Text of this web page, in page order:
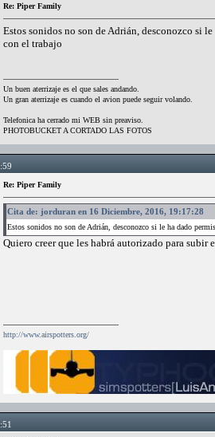
Re: Piper Family
Estos sonidos no son de Adrián, desconozco si
con el trabajo
Un buen aterrizaje es el que sales andando.
Un gran aterrizaje es cuando el avion puede seguir volando.
Telefonica ha cerrado mi WEB sin preaviso.
PHOTOBUCKET A CORTADO LAS FOTOS
Re: Piper Family
Cita de: jorduran en 16 Diciembre, 2016, 19:17:28
Estos sonidos no son de Adrián, desconozco si le ha dado
Quiero creer que les habrá autorizado para subir
http://www.airspotters.org/